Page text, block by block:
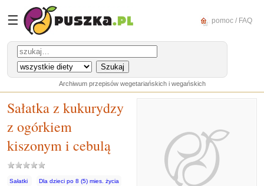
☰ pomoc / FAQ
Archiwum przepisów wegetariańskich i wegańskich
Sałatka z kukurydzy
z ogórkiem
kiszonym i cebulą
Sałatki Dla dzieci po 8 (5) mies. życia